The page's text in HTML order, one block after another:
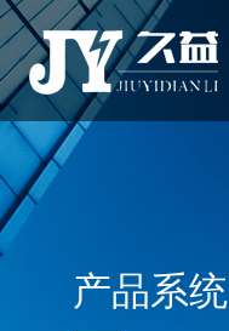
产品系统